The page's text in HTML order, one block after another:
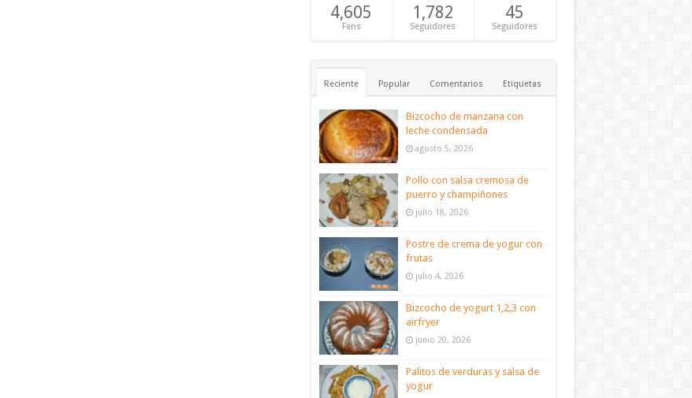
4,605
Fans
1,782
Seguidores
45
Seguidores
Reciente Popular Comentarios Etiquetas
Bizcocho de manzana con
leche condensada
agosto 5, 2026
Pollo con salsa cremosa de
puerro y champiñones
julio 18, 2026
Postre de crema de yogur con
frutas
julio 4, 2026
Bizcocho de yogurt 1,2,3 con
airfryer
junio 20, 2026
Palitos de verduras y salsa de
yogur